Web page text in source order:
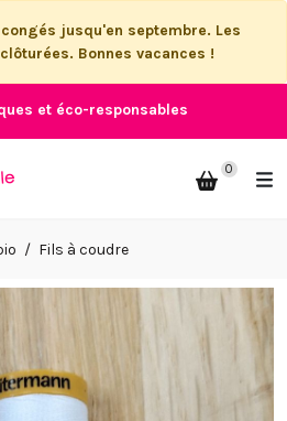
jusqu'en septembre. Les
Bonnes vacances !
et éco-responsables
0
Fils à coudre